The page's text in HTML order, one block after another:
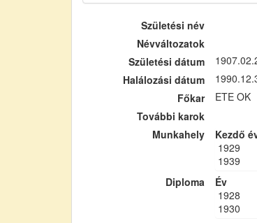
Születési név
Névváltozatok
Születési dátum
Halálozási dátum
Főkar
ETE OK
További karok
Munkahely
Kezdő
1929
1939
Diploma
Év
1928
1930